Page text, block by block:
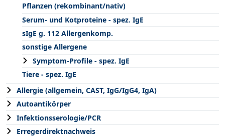
Pflanzen (rekombinant/nativ)
Serum- und Kotproteine - spez. IgE
sIgE g. 112 Allergenkomp.
sonstige Allergene
Symptom-Profile - spez. IgE
Tiere - spez. IgE
Allergie (allgemein, CAST, IgG/IgG4, IgA)
Autoantikörper
Infektionsserologie/PCR
Erregerdirektnachweis